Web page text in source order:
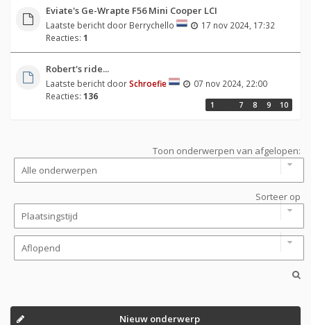
Eviate's Ge-Wrapte F56 Mini Cooper LCI
Laatste bericht door Berrychello
17 nov 2024, 17:32
Reacties: 1
Robert's ride...
Laatste bericht doorSchroefie
07 nov 2024, 22:00
Reacties: 136
1 7 8 9 10
Toon onderwerpen van afgelopen:
Sorteer op
Nieuw onderwerp